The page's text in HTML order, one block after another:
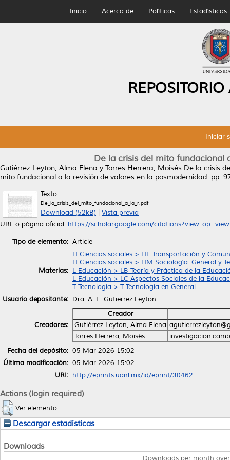
Inicio Acerca de Políticas Estadísticas
Iniciar
De la crisis del mito fundacional
Gutiérrez Leyton, Alma Elena y Torres Herrera, Moisés De la crisis
mito fundacional a la revisión de valores en la posmodernidad. pp.
Texto
De_la_crisis_del_mito_fundacional_a_la_r.pdf
Download (52kB)
Vista previa
URL o página oficial: https://scholar.google.com/
Tipo de elemento: Article
Materias:
H Ciencias sociales > HE Transportación y
H Ciencias sociales > HM Sociología: General y
L Educación > LB Teoría y Práctica de la
L Educación > LC Aspectos Sociales de la
T Tecnología > T Tecnología en General
Usuario depositante: Dra. A. E. Gutierrez Leyton
Creadores:
Creador
Gutiérrez Leyton, Alma Elena
Torres Herrera, Moisés
Fecha del depósito: 05 Mar 2026 15:02
Última modificación: 05 Mar 2026 15:02
URI: http://eprints.uanl.mx/id/eprint/30462
Actions (login required)
Ver elemento
Descargar estadísticas
Downloads
Downloads per month